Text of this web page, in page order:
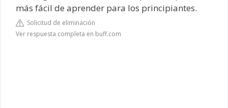
más fácil de aprender para los principiantes.
Solicitud de eliminación
Ver respuesta completa en buff.com